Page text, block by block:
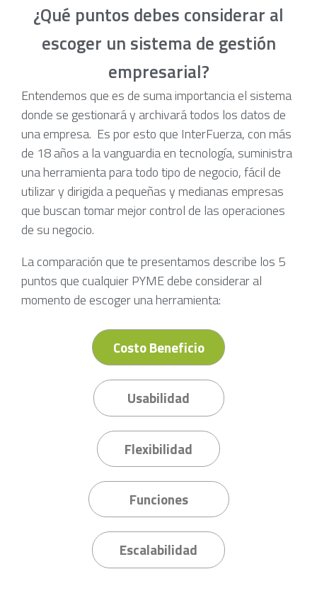
¿Qué puntos debes considerar al
escoger un sistema de gestión
empresarial?
Entendemos que es de suma importancia el sistema
donde se gestionará y archivará todos los datos de
una empresa. Es por esto que InterFuerza, con más
de 18 años a la vanguardia en tecnología, suministra
una herramienta para todo tipo de negocio, fácil de
utilizar y dirigida a pequeñas y medianas empresas
que buscan tomar mejor control de las operaciones
de su negocio.
La comparación que te presentamos describe los 5
puntos que cualquier PYME debe considerar al
momento de escoger una herramienta:
Costo Beneficio
Usabilidad
Flexibilidad
Funciones
Escalabilidad